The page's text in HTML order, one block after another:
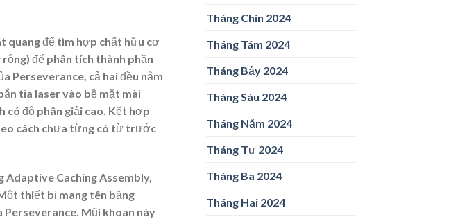
quang để tìm hợp chất hữu cơ
để phân tích thành phần
Perseverance, cả hai đều nằm
tia laser vào bề mặt mài
có độ phân giải cao. Kết hợp
cách chưa từng có từ trước
Adaptive Caching Assembly,
thiết bị mang tên băng
Mũi khoan này
Tháng Chín 2024
Tháng Tám 2024
Tháng Bảy 2024
Tháng Sáu 2024
Tháng Năm 2024
Tháng Tư 2024
Tháng Ba 2024
Tháng Hai 2024